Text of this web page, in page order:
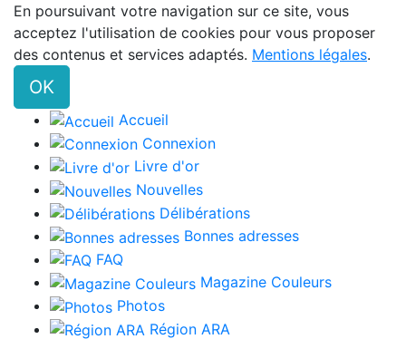
En poursuivant votre navigation sur ce site, vous
acceptez l'utilisation de cookies pour vous proposer
des contenus et services adaptés. Mentions légales.
OK
Accueil
Connexion
Livre d'or
Nouvelles
Délibérations
Bonnes adresses
FAQ
Magazine Couleurs
Photos
Région ARA